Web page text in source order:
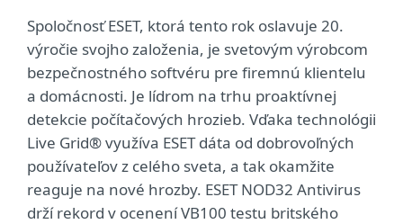
Spoločnosť ESET, ktorá tento rok oslavuje 20.
výročie svojho založenia, je svetovým výrobcom
bezpečnostného softvéru pre firemnú klientelu
a domácnosti. Je lídrom na trhu proaktívnej
detekcie počítačových hrozieb. Vďaka technológii
Live Grid® využíva ESET dáta od dobrovoľných
používateľov z celého sveta, a tak okamžite
reaguje na nové hrozby. ESET NOD32 Antivirus
drží rekord v ocenení VB100 testu britského